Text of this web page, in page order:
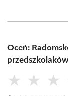
Oceń:
★ ★ ★